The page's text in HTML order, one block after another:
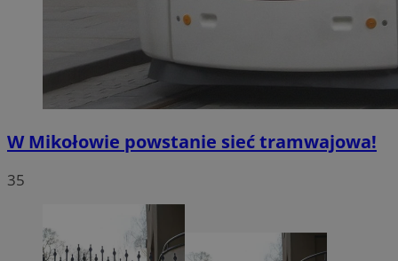
W Mikołowie powstanie sieć tramwajowa!
35